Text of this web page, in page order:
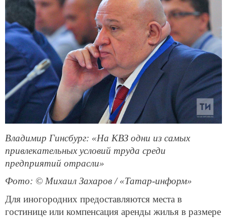
Владимир Гинсбург: «На КВЗ одни из самых
привлекательных условий труда среди
предприятий отрасли»
Фото: © Михаил Захаров / «Татар-информ»
Для иногородних предоставляются места в
гостинице или компенсация аренды жилья в размере